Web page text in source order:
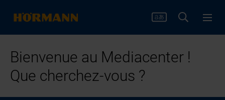
Bienvenue au Mediacenter !
Que cherchez-vous ?